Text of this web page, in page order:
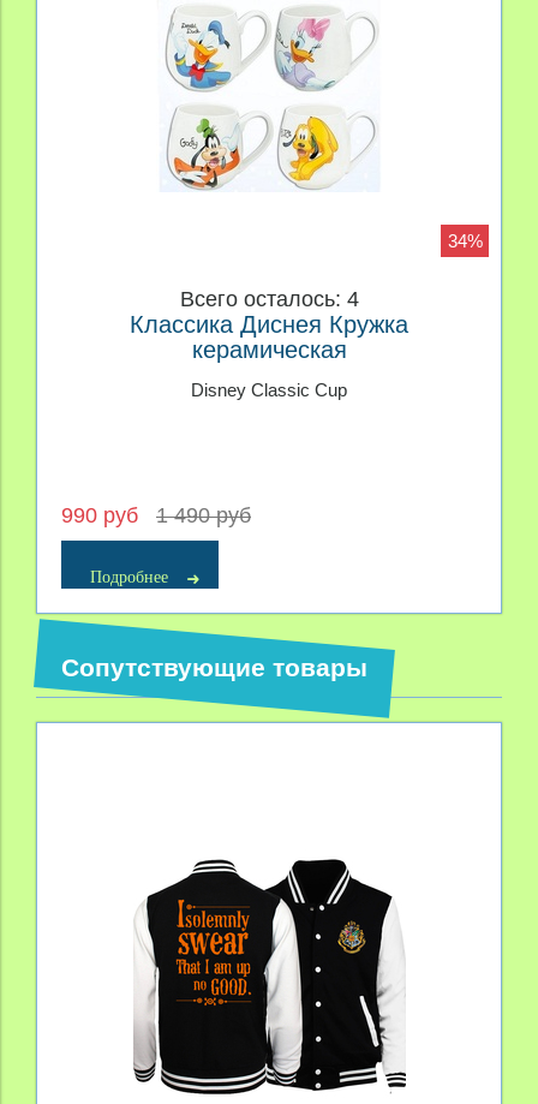
34%
Всего осталось: 4
Классика Диснея Кружка
керамическая
Disney Classic Cup
990 руб 1 490 руб
Подробнее
Сопутствующие товары